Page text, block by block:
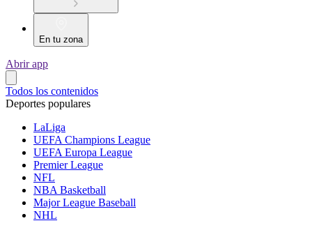
En tu zona
Abrir app
Todos los contenidos
Deportes populares
LaLiga
UEFA Champions League
UEFA Europa League
Premier League
NFL
NBA Basketball
Major League Baseball
NHL